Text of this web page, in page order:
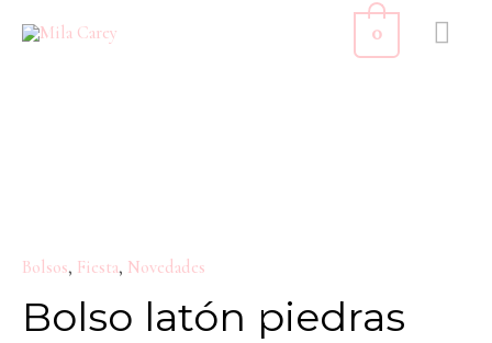
0
Bolsos, Fiesta, Novedades
Bolso latón piedras